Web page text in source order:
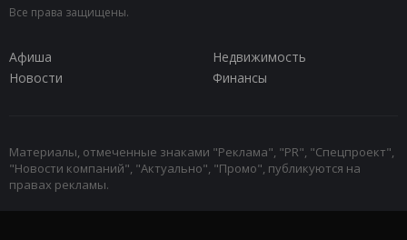
Все права защищены.
Афиша
Недвижимость
Новости
Финансы
Материалы, отмеченные знаками "Реклама", "PR", "Спецпроект",
"Новости компаний", "Актуально", "Промо", публикуются на
правах рекламы.